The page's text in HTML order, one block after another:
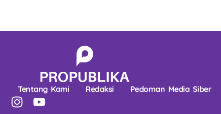
Tentang Kami Redaksi Pedoman Media Siber